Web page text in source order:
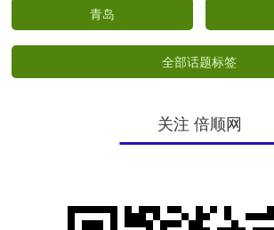
青岛
全部话题标签
关注 倍顺网